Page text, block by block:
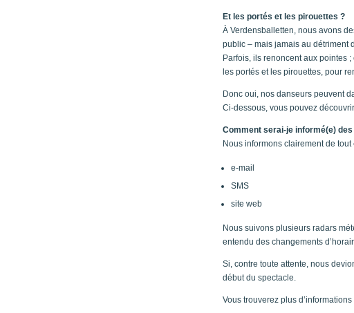
Et les portés et les pirouettes ?
À Verdensballetten, nous avons
public – mais jamais au détriment
Parfois, ils renoncent aux pointes
les portés et les pirouettes, pour
Donc oui, nos danseurs peuvent
Ci-dessous, vous pouvez
Comment serai-je informé(e)
Nous informons clairement de
e-mail
SMS
site web
Nous suivons plusieurs radars
entendu des changements
Si, contre toute attente, nous
début du spectacle.
Vous trouverez plus